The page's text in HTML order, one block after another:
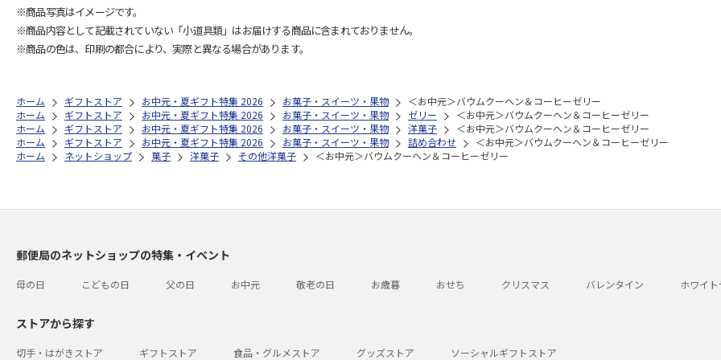
※商品写真はイメージです。
※商品内容として記載されていない「小道具類」はお届けする商品に含まれておりません。
※商品の色は、印刷の都合により、実際と異なる場合があります。
ホーム ギフトストア お中元・夏ギフト特集 2026 お菓子・スイーツ・果物
＜お中元＞バウムクーヘン＆コーヒーゼリー
ホーム
ギフトストア お中元・夏ギフト特集 2026 お菓子・スイーツ・果物 ゼリー
＜お中元＞バウムクーヘン＆コーヒーゼリー
ホーム
ギフトストア お中元・夏ギフト特集 2026 お菓子・スイーツ・果物 洋菓子
＜お中元＞バウムクーヘン＆コーヒーゼリー
ホーム
ギフトストア お中元・夏ギフト特集 2026 お菓子・スイーツ・果物 詰め合わせ
＜お中元＞バウムクーヘン＆コーヒーゼリー
ホーム
ネットショップ 菓子 洋菓子 その他洋菓子 ＜お中元＞バウムクーヘン＆コーヒーゼリー
郵便局のネットショップの特集・イベント
母の日 こどもの日 父の日 お中元 敬老の日 お歳暮 おせち クリスマス バレンタイン ホワイ
ストアから探す
切手・はがきストア ギフトストア 食品・グルメストア グッズストア ソーシャルギフトストア